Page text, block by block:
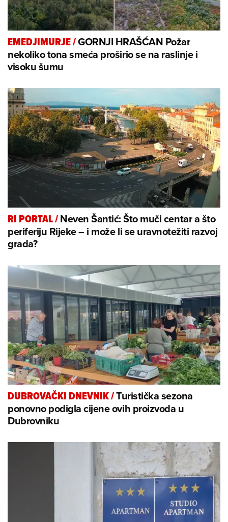
EMEDJIMURJE/GORNJI HRAŠĆAN Požar
nekoliko tona smeća proširio se na raslinje i
visoku šumu
RI PORTAL/Neven Šantić: Što muči centar a što
periferiju Rijeke – i može li se uravnotežiti razvoj
grada?
DUBROVAČKI DNEVNIK/Turistička sezona
ponovno podigla cijene ovih proizvoda u
Dubrovniku